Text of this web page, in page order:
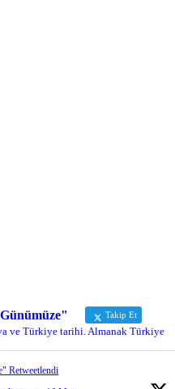
Takip Et
ve Türkiye tarihi. Almanak Türkiye
Retweetlendi